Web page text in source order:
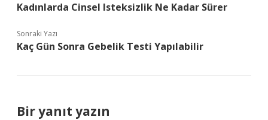
Kadınlarda Cinsel Isteksizlik Ne Kadar Sürer
Sonraki Yazı
Kaç Gün Sonra Gebelik Testi Yapılabilir
Bir yanıt yazın